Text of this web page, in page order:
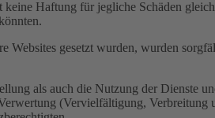
Haftung für jegliche Schäden
Websites gesetzt wurden, wurden
als auch die Nutzung der Dienste
(Vervielfältigung,